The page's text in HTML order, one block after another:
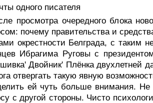
одного писателя
просмотра очередного блока
почему правительства и
окрестности Белграда, с таким
Ибрагима Руговы с
Двойник' Плёнка двухлетней
отвергать такую явную
ей чуть больше внимания. Hе
с другой стороны. Чисто